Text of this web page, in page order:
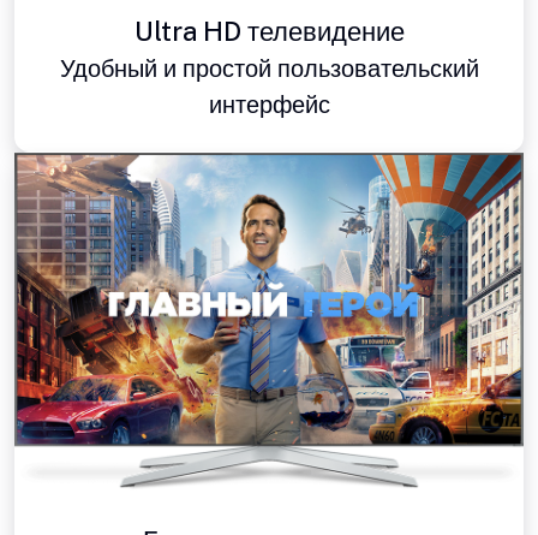
Ultra HD телевидение
Удобный и простой пользовательский
интерфейс